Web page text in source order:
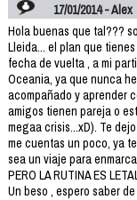
17/01/2014 - Alex
Hola buenas que tal???
Lleida... el plan que
fecha de vuelta , a mi
Oceania, ya que nunca
acompañado y aprender
amigos tienen pareja o
megaa crisis...xD). Te
me cuentas un poco, ya
sea un viaje para
PERO LA RUTINA ES
Un beso , espero saber de